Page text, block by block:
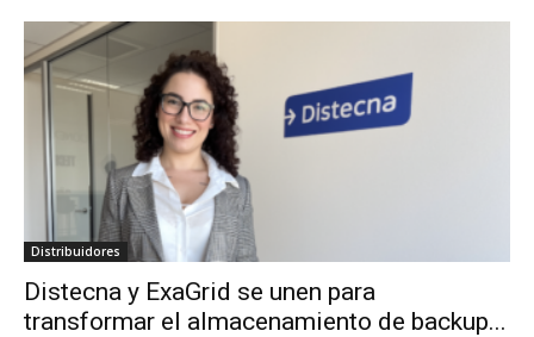
Distribuidores
Distecna y ExaGrid se unen para
transformar el almacenamiento de backup...